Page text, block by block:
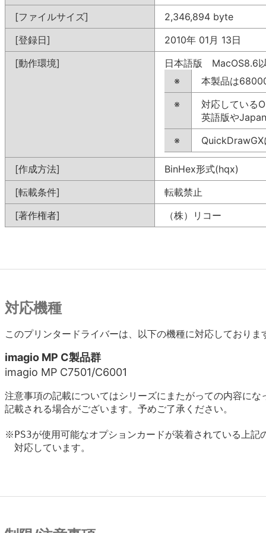
[ファイルサイズ]
2,346,894 byte
[登録日]
2010年 01月 13日
[動作環境]
日本語版 MacOS8.6
※
本製品は
※
対応している
英語版や
※
[作成方法]
BinHex形式(hqx)
[転載条件]
転載禁止
[著作権者]
（株）リコー
対応機種
このプリンタードライバーは、以下の機種に対応しておりま
imagio MP C製品群
imagio MP C7501/C6001
注意事項の記載についてはシリーズにまたがっての内容に
記載される場合がございます。予めご了承ください。
※PS3が使用可能なオプションカードが装着されている上記
対応しています。